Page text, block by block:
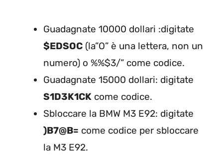
Guadagnate 10000 dollari :digitate
$EDSOC (la”O” è una lettera, non un
numero) o %%$3/” come codice.
Guadagnate 15000 dollari: digitate
S1D3K1CK come codice.
Sbloccare la BMW M3 E92: digitate
)B7@B= come codice per sbloccare
la M3 E92.